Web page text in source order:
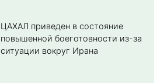
ЦАХАЛ приведен в состояние
повышенной боеготовности из-за
ситуации вокруг Ирана